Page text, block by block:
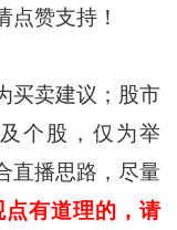
点赞支持！
卖建议；股市
个股，仅为举
直播思路，尽量
点有道理的，请